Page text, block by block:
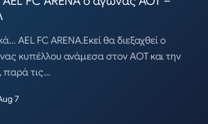
AEL FC ARENA.Εκεί θα διεξαχθεί ο
κυπέλλου ανάμεσα στον ΑΟΤ και την
παρά τις…
7